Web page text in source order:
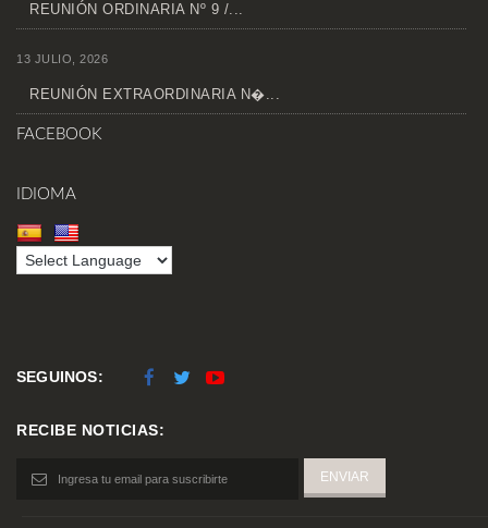
REUNIÓN ORDINARIA Nº 9 /...
13 JULIO, 2026
REUNIÓN EXTRAORDINARIA N�...
FACEBOOK
IDIOMA
SEGUINOS:
RECIBE NOTICIAS: